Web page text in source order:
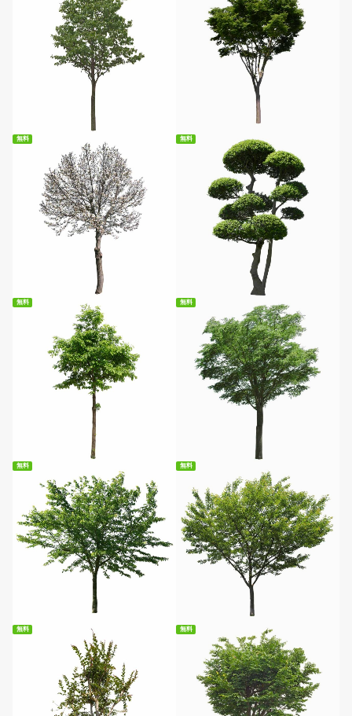
無料ダウンロード 無料ダウンロード
無料
無料ダウンロード
無料
無料ダウンロード
無料
無料ダウンロード
無料
無料ダウンロード
無料
無料ダウンロード
無料
無料ダウンロード
無料 無料